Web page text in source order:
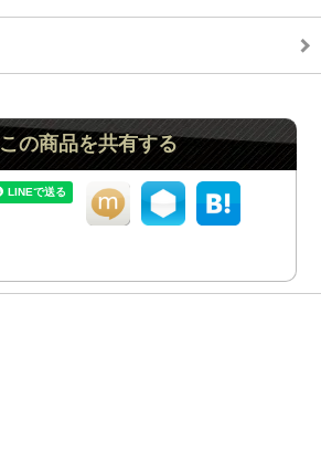
この商品を共有する